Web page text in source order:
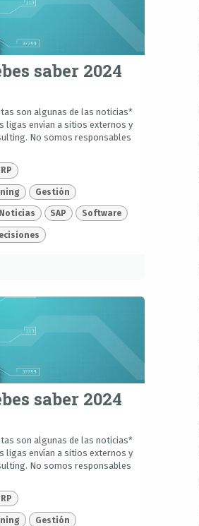
saber 2024
son algunas de las noticias*
ligas envían a sitios externos y
No somos responsables
Gestión
Noticias SAP Software
saber 2024
son algunas de las noticias*
ligas envían a sitios externos y
No somos responsables
Gestión